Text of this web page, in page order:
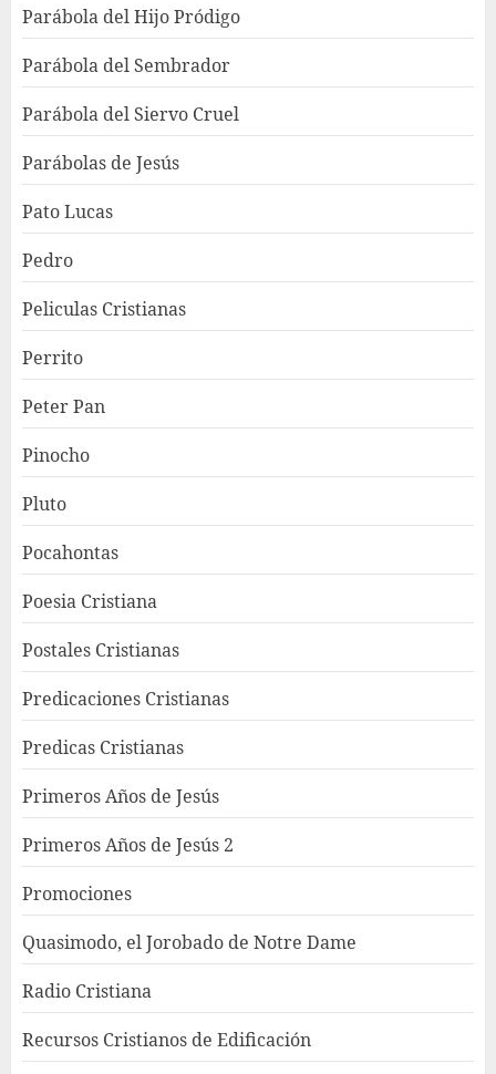
Parábola del Hijo Pródigo
Parábola del Sembrador
Parábola del Siervo Cruel
Parábolas de Jesús
Pato Lucas
Pedro
Peliculas Cristianas
Perrito
Peter Pan
Pinocho
Pluto
Pocahontas
Poesia Cristiana
Postales Cristianas
Predicaciones Cristianas
Predicas Cristianas
Primeros Años de Jesús
Primeros Años de Jesús 2
Promociones
Quasimodo, el Jorobado de Notre Dame
Radio Cristiana
Recursos Cristianos de Edificación